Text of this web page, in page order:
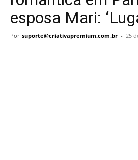
esposa Mari:
Por suporte@criativapremium.com.br - 25